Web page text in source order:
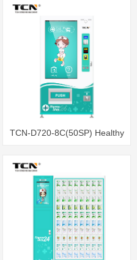
tirdzniecības automātu
risinājumi
TCN-D720-8C(50SP) Healthy
tirdzniecības automāts